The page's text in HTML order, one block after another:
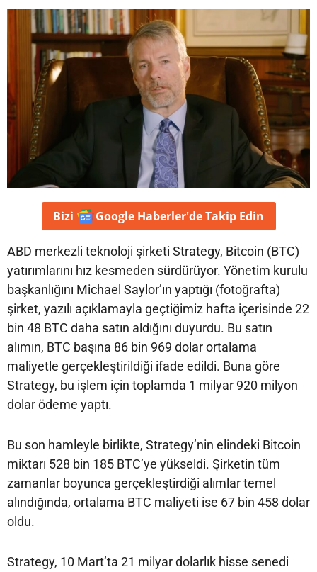
Bizi Google Haberler'deTakip Edin
ABD merkezli teknoloji şirketi Strategy, Bitcoin (BTC)
yatırımlarını hız kesmeden sürdürüyor. Yönetim kurulu
başkanlığını Michael Saylor’ın yaptığı (fotoğrafta)
şirket, yazılı açıklamayla geçtiğimiz hafta içerisinde 22
bin 48 BTC daha satın aldığını duyurdu. Bu satın
alımın, BTC başına 86 bin 969 dolar ortalama
maliyetle gerçekleştirildiği ifade edildi. Buna göre
Strategy, bu işlem için toplamda 1 milyar 920 milyon
dolar ödeme yaptı.
Bu son hamleyle birlikte, Strategy’nin elindeki Bitcoin
miktarı 528 bin 185 BTC’ye yükseldi. Şirketin tüm
zamanlar boyunca gerçekleştirdiği alımlar temel
alındığında, ortalama BTC maliyeti ise 67 bin 458 dolar
oldu.
Strategy, 10 Mart’ta 21 milyar dolarlık hisse senedi